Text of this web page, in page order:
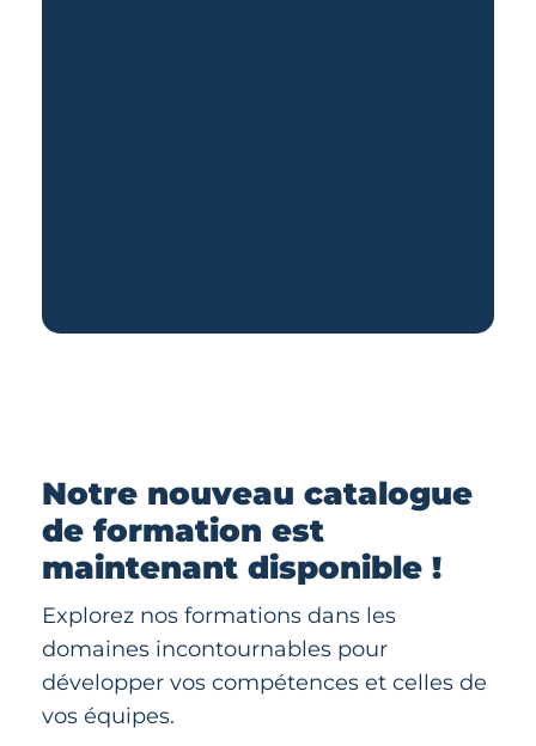
Notre nouveau catalogue
de formation est
maintenant disponible !
Explorez nos formations dans les
domaines incontournables pour
développer vos compétences et celles de
vos équipes.